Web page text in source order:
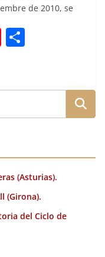
de 2010, se
Pi
re
st
p
a
ir
(Asturias).
(Girona).
del Ciclo de